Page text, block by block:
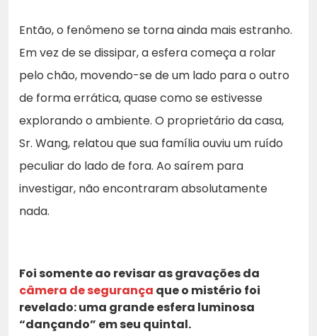
Então, o fenômeno se torna ainda mais estranho.
Em vez de se dissipar, a esfera começa a rolar
pelo chão, movendo-se de um lado para o outro
de forma errática, quase como se estivesse
explorando o ambiente. O proprietário da casa,
Sr. Wang, relatou que sua família ouviu um ruído
peculiar do lado de fora. Ao saírem para
investigar, não encontraram absolutamente
nada.
Foi somente ao revisar as gravações da
câmera de segurança que o mistério foi
revelado: uma grande esfera luminosa
“dançando” em seu quintal.